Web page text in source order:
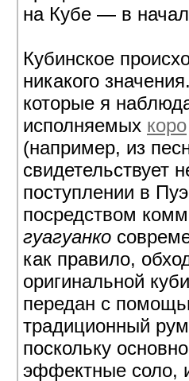
на Кубе — в
Кубинское
никакого
которые я
исполняемых коро
(например, из
свидетельствует
поступлении в
посредством
гуагуанко
как правило,
оригинальной
передан с
традиционный
поскольку
эффектные соло,